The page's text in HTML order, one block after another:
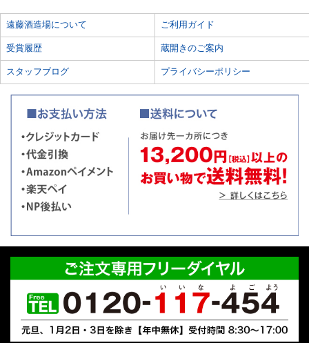
遠藤酒造場について ご利用ガイド
受賞履歴 蔵開きのご案内
スタッフブログ プライバシーポリシー